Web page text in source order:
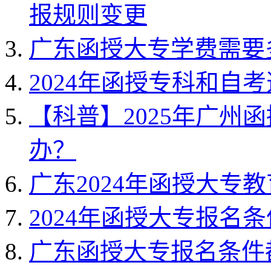
报规则变更
广东函授大专学费需
2024年函授专科和自
【科普】2025年广州
办？
广东2024年函授大专
2024年函授大专报名
广东函授大专报名条